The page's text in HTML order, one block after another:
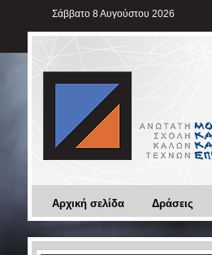
Σάββατο 8 Αυγούστου 2026
Αρχική σελίδα Δράσεις